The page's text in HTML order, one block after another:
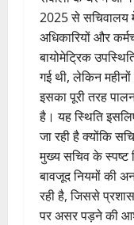
2025 से सचिवालय
अधिकारियों और
बायोमेट्रिक
गई थी, लेकिन
इसका पूरी तरह पालन
है। यह स्थिति
जा रही है क्योंकि
मुख्य सचिव के स्पष्ट
बावजूद नियमों की
रही है, जिससे
पर असर पड़ने की